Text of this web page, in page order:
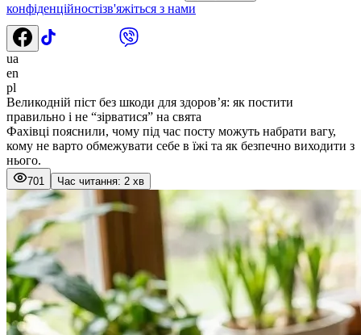
конфіденційностізв'яжіться з нами
ua
en
pl
Великодній піст без шкоди для здоров’я: як постити
правильно і не “зірватися” на свята
Фахівці пояснили, чому під час посту можуть набрати вагу,
кому не варто обмежувати себе в їжі та як безпечно виходити з
нього.
701 Час читання: 2 хв